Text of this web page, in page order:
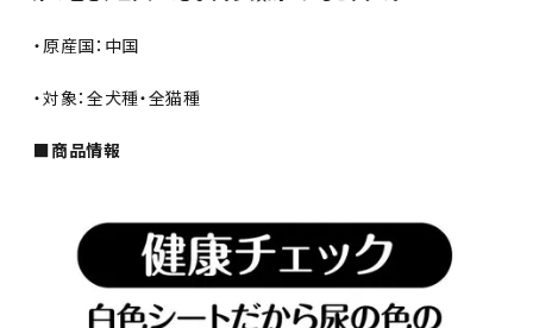
・原産国：中国
・対象：全犬種・全猫種
■商品情報